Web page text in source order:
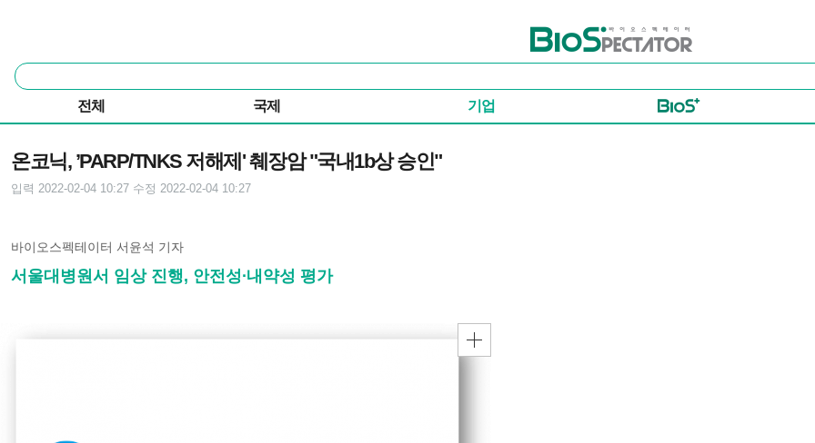
바이오스펙테이터
통
합
색
전체 국제 기업
온코닉, ’PARP/TNKS 저해제' 췌장암 "국내1b상 승인"
입력 2022-02-04 10:27 수정 2022-02-04 10:27
바이오스펙테이터 서윤석 기자
서울대병원서 임상 진행, 안전성∙내약성 평가